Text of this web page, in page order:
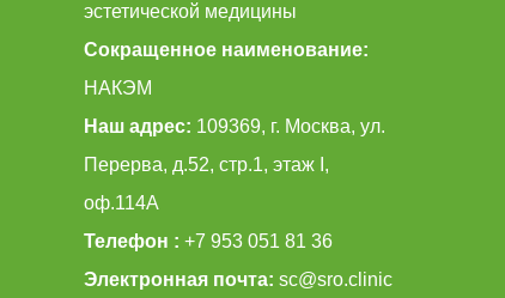
эстетической медицины
Сокращенное наименование:
НАКЭМ
Наш адрес: 109369, г. Москва, ул.
Перерва, д.52, стр.1, этаж I,
оф.114А
Телефон : +7 953 051 81 36
Электронная почта: sc@sro.clinic